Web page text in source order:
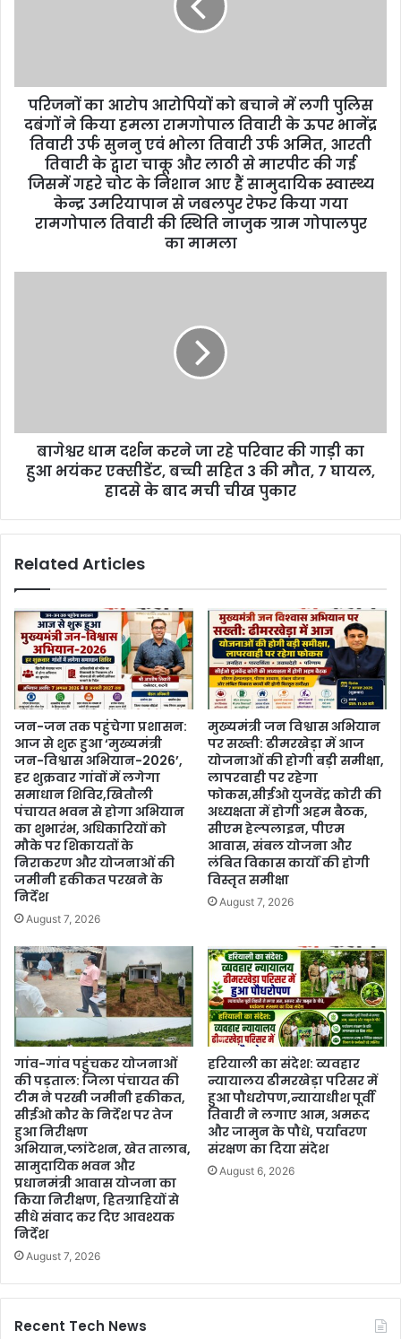
परिजनों का आरोप आरोपियों को बचाने में लगी पुलिस
दबंगों ने किया हमला रामगोपाल तिवारी के ऊपर भानेंद्र
तिवारी उर्फ सुननु एवं भोला तिवारी उर्फ अमित, आरती
तिवारी के द्वारा चाकू और लाठी से मारपीट की गई
जिसमें गहरे चोट के निशान आए हैं सामुदायिक स्वास्थ्य
केन्द्र उमरियापान से जबलपुर रेफर किया गया
रामगोपाल तिवारी की स्थिति नाजुक ग्राम गोपालपुर
का मामला
बागेश्वर धाम दर्शन करने जा रहे परिवार की गाड़ी का
हुआ भयंकर एक्सीडेंट, बच्ची सहित 3 की मौत, 7 घायल,
हादसे के बाद मची चीख पुकार
Related Articles
जन-जन तक पहुंचेगा प्रशासन:
आज से शुरू हुआ ‘मुख्यमंत्री
जन-विश्वास अभियान-2026’,
हर शुक्रवार गांवों में लगेगा
समाधान शिविर,खितौली
पंचायत भवन से होगा अभियान
का शुभारंभ, अधिकारियों को
मौके पर शिकायतों के
निराकरण और योजनाओं की
जमीनी हकीकत परखने के
निर्देश
August 7, 2026
मुख्यमंत्री जन विश्वास अभियान
पर सख्ती: ढीमरखेड़ा में आज
योजनाओं की होगी बड़ी समीक्षा,
लापरवाही पर रहेगा
फोकस,सीईओ युजवेंद्र कोरी की
अध्यक्षता में होगी अहम बैठक,
सीएम हेल्पलाइन, पीएम
आवास, संबल योजना और
लंबित विकास कार्यों की होगी
विस्तृत समीक्षा
August 7, 2026
गांव-गांव पहुंचकर योजनाओं
की पड़ताल: जिला पंचायत की
टीम ने परखी जमीनी हकीकत,
सीईओ कौर के निर्देश पर तेज
हुआ निरीक्षण
अभियान,प्लांटेशन, खेत तालाब,
सामुदायिक भवन और
प्रधानमंत्री आवास योजना का
किया निरीक्षण, हितग्राहियों से
सीधे संवाद कर दिए आवश्यक
निर्देश
August 7, 2026
हरियाली का संदेश: व्यवहार
न्यायालय ढीमरखेड़ा परिसर में
हुआ पौधरोपण,न्यायाधीश पूर्वी
तिवारी ने लगाए आम, अमरूद
और जामुन के पौधे, पर्यावरण
संरक्षण का दिया संदेश
August 6, 2026
Recent Tech News